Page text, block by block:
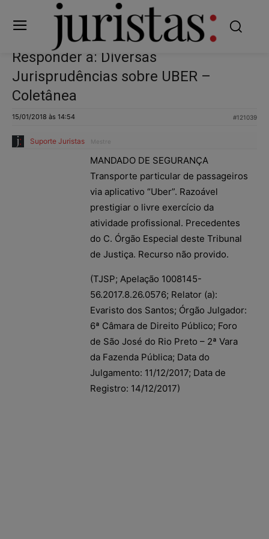
Responder a: Diversas
Jurisprudências sobre UBER –
Coletânea
15/01/2018 às 14:54 #121039
Suporte Juristas Mestre
MANDADO DE SEGURANÇA
Transporte particular de passageiros
via aplicativo “Uber”. Razoável
prestigiar o livre exercício da
atividade profissional. Precedentes
do C. Órgão Especial deste Tribunal
de Justiça. Recurso não provido.
(TJSP; Apelação 1008145-
56.2017.8.26.0576; Relator (a):
Evaristo dos Santos; Órgão Julgador:
6ª Câmara de Direito Público; Foro
de São José do Rio Preto – 2ª Vara
da Fazenda Pública; Data do
Julgamento: 11/12/2017; Data de
Registro: 14/12/2017)